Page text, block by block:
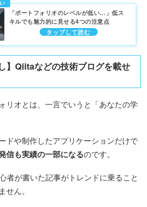
「ポートフォリオのレベルが低い…」低ス
キルでも魅力的に見せる4つの注意点
】Qiitaなどの技術ブログを載せ
リオとは、一言でいうと「あなたの学
ドや制作したアプリケーションだけで
信も実績の一部になるのです。
者が書いた記事がトレンドに乗ること
せん。